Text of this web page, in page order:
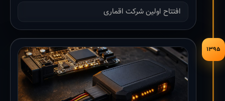
افتتاح اولین شرکت اقماری
۱۳۹۵